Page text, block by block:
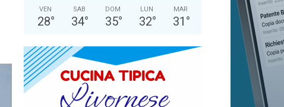
VEN
28°
SAB
34°
DOM
35°
LUN
32°
MAR
31 °